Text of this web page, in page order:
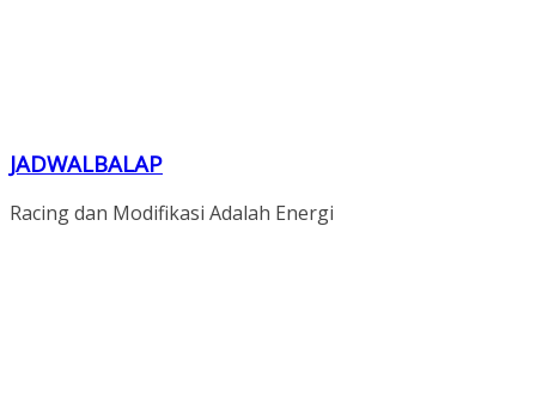
JADWALBALAP
Racing dan Modifikasi Adalah Energi